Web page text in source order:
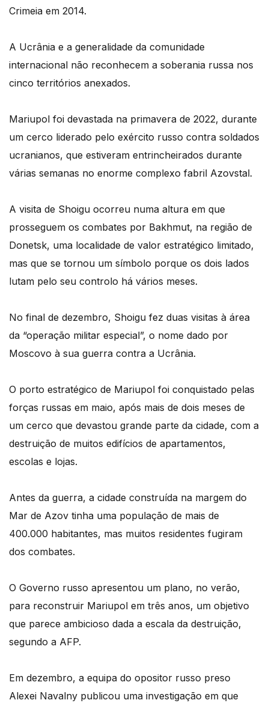
Crimeia em 2014.
A Ucrânia e a generalidade da comunidade
internacional não reconhecem a soberania russa nos
cinco territórios anexados.
Mariupol foi devastada na primavera de 2022, durante
um cerco liderado pelo exército russo contra soldados
ucranianos, que estiveram entrincheirados durante
várias semanas no enorme complexo fabril Azovstal.
A visita de Shoigu ocorreu numa altura em que
prosseguem os combates por Bakhmut, na região de
Donetsk, uma localidade de valor estratégico limitado,
mas que se tornou um símbolo porque os dois lados
lutam pelo seu controlo há vários meses.
No final de dezembro, Shoigu fez duas visitas à área
da “operação militar especial”, o nome dado por
Moscovo à sua guerra contra a Ucrânia.
O porto estratégico de Mariupol foi conquistado pelas
forças russas em maio, após mais de dois meses de
um cerco que devastou grande parte da cidade, com a
destruição de muitos edifícios de apartamentos,
escolas e lojas.
Antes da guerra, a cidade construída na margem do
Mar de Azov tinha uma população de mais de
400.000 habitantes, mas muitos residentes fugiram
dos combates.
O Governo russo apresentou um plano, no verão,
para reconstruir Mariupol em três anos, um objetivo
que parece ambicioso dada a escala da destruição,
segundo a AFP.
Em dezembro, a equipa do opositor russo preso
Alexei Navalny publicou uma investigação em que